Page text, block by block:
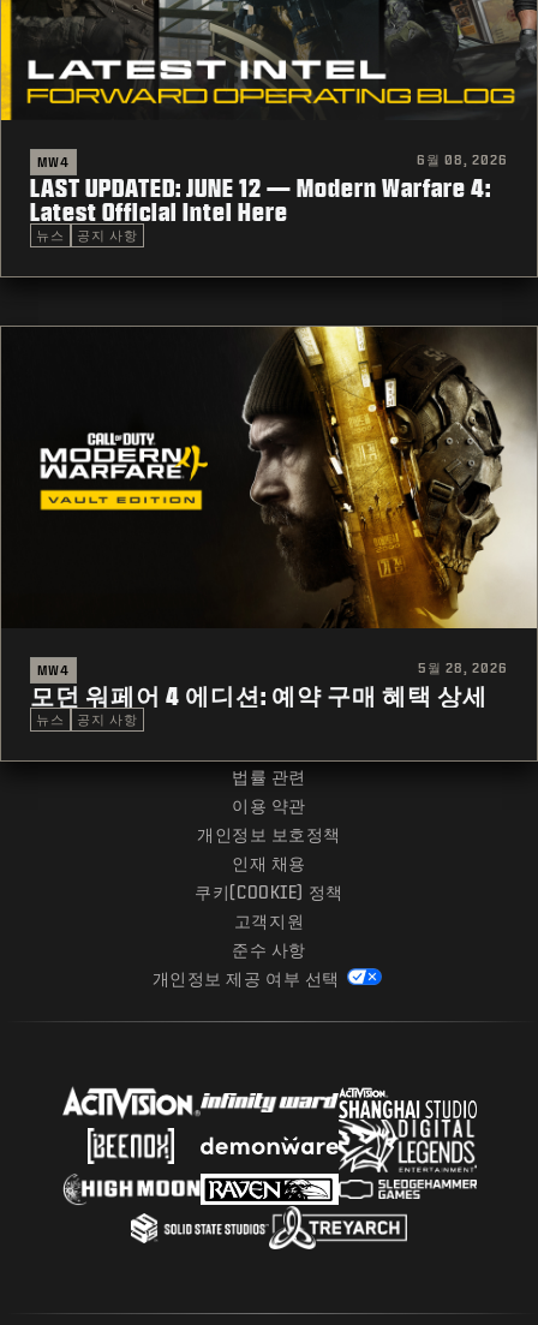
MW4 6월 08, 2026
LAST UPDATED: JUNE 12 — Modern Warfare 4:
Latest Official Intel Here
뉴스 공지 사항
MW4 5월 28, 2026
모던 워페어 4 에디션: 예약 구매 혜택 상세
뉴스 공지 사항
법률 관련
이용 약관
개인정보 보호정책
인재 채용
쿠키(COOKIE) 정책
고객지원
준수 사항
개인정보 제공 여부 선택